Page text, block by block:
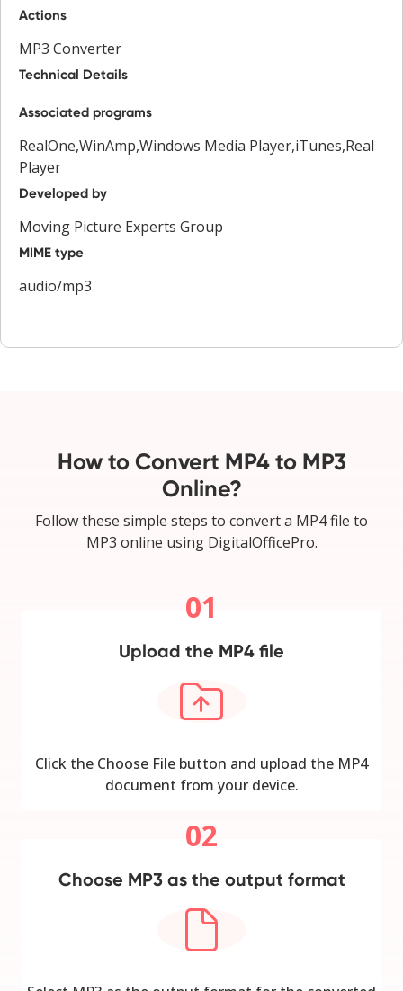
Actions
MP3 Converter
Technical Details
Associated programs
RealOne,WinAmp,Windows Media Player,iTunes,Real
Player
Developed by
Moving Picture Experts Group
MIME type
audio/mp3
How to Convert MP4 to MP3
Online?
Follow these simple steps to convert a MP4 file to
MP3 online using DigitalOfficePro.
01
Upload the MP4 file
Click the Choose File button and upload the MP4
document from your device.
02
Choose MP3 as the output format